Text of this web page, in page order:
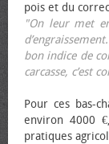
pois et du
"On leur met
bon indice de
carcasse, c’est
Pour ces bas-
environ 4000
pratiques